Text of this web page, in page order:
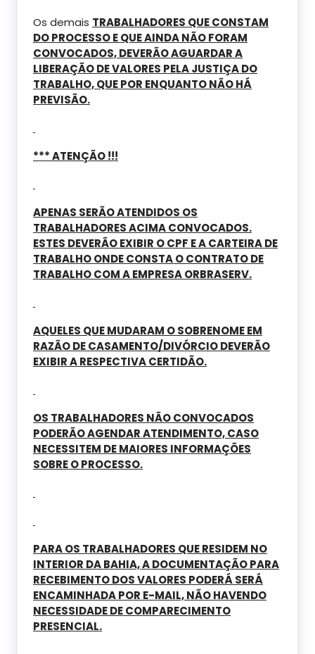
Os demais TRABALHADORES QUE CONSTAM
DO PROCESSO E QUE AINDA NÃO FORAM
CONVOCADOS, DEVERÃO AGUARDAR A
LIBERAÇÃO DE VALORES PELA JUSTIÇA DO
TRABALHO, QUE POR ENQUANTO NÃO HÁ
PREVISÃO.
*** ATENÇÃO !!!
APENAS SERÃO ATENDIDOS OS
TRABALHADORES ACIMA CONVOCADOS.
ESTES DEVERÃO EXIBIR O CPF E A CARTEIRA DE
TRABALHO ONDE CONSTA O CONTRATO DE
TRABALHO COM A EMPRESA ORBRASERV.
AQUELES QUE MUDARAM O SOBRENOME EM
RAZÃO DE CASAMENTO/DIVÓRCIO DEVERÃO
EXIBIR A RESPECTIVA CERTIDÃO.
OS TRABALHADORES NÃO CONVOCADOS
PODERÃO AGENDAR ATENDIMENTO, CASO
NECESSITEM DE MAIORES INFORMAÇÕES
SOBRE O PROCESSO.
PARA OS TRABALHADORES QUE RESIDEM NO
INTERIOR DA BAHIA, A DOCUMENTAÇÃO PARA
RECEBIMENTO DOS VALORES PODERÁ SERÁ
ENCAMINHADA POR E-MAIL, NÃO HAVENDO
NECESSIDADE DE COMPARECIMENTO
PRESENCIAL.